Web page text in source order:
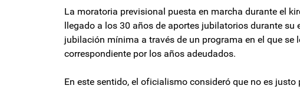
La moratoria previsional puesta en marcha durante el
llegado a los 30 años de aportes jubilatorios durante
jubilación mínima a través de un programa en el que
correspondiente por los años adeudados.
En este sentido, el oficialismo consideró que no es